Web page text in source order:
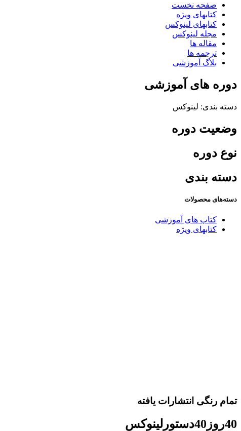
صفحه نخست
کتابهای ویژه
کتابهای لینوکس
مجله لینوکس
مقاله ها
ترجمه ها
بلاگ آموزشی
دوره های آموزشی
دسته بندی: لینوکس
وضعیت دوره
نوع دوره
دسته بندی
دسته‌های محصولات
کتاب های آموزشی
کتابهای ویژه
تمام رنگی انتشارات یافته
40روز40دستورلینوکس